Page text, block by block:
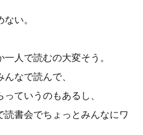
い。
人で読むの大変そう。
なで読んで、
ていうのもあるし、
書会でちょっとみんなにワ